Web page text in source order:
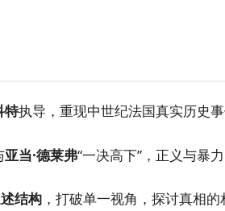
特执导，重现中世纪法国真实历史
亚当·德莱弗“一决高下”，正义与暴
结构 ，打破单一视角，探讨真相的